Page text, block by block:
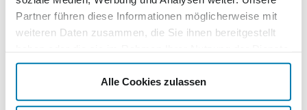
Partner führen diese Informationen möglicherweise mit
weiteren Daten zusammen, die Sie ihnen bereitgestellt
gesammelt haben.
Alle Cookies zulassen